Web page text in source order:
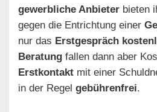
gewerbliche Anbieter bieten
gegen die Entrichtung einer
nur das Erstgespräch
Beratung fallen dann aber
Erstkontakt mit einer
in der Regel gebührenfrei.